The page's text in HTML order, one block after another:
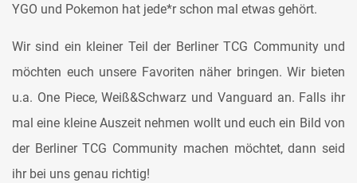
YGO und Pokemon hat jede*r schon mal etwas gehört.
Wir sind ein kleiner Teil der Berliner TCG Community und
möchten euch unsere Favoriten näher bringen. Wir bieten
u.a. One Piece, Weiß&Schwarz und Vanguard an. Falls ihr
mal eine kleine Auszeit nehmen wollt und euch ein Bild von
der Berliner TCG Community machen möchtet, dann seid
ihr bei uns genau richtig!